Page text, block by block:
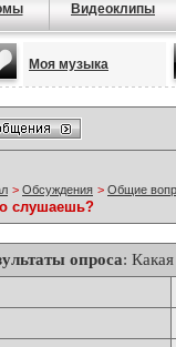
Видеоклипы
Моя музыка
> Обсуждения > Общие
слушаешь?
опроса: